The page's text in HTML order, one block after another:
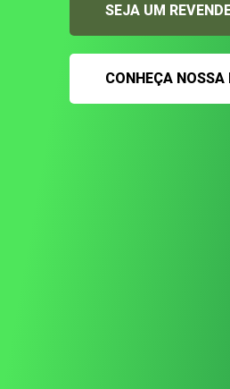
SEJA UM
CONHEÇA NOSSA